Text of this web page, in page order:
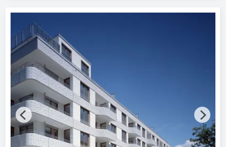
Bitte wählen…
Baumaßnahme
Bitte auswählen
Tragwerkskonstruktion
Bitte auswählen
Vollgeschosse
Bitte auswählen